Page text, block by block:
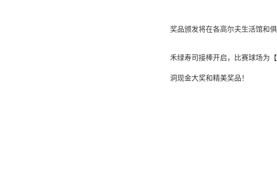
奖品颁发将在各高尔夫生活馆和
禾绿寿司接棒开启，比赛球场为
洞现金大奖和精美奖品！